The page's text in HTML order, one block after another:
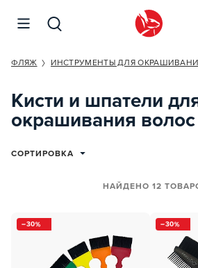
ИНСТРУМЕНТЫ ДЛЯ
Кисти и шпатели
окрашивания волос
СОРТИРОВКА
НАЙДЕНО 12
30 30